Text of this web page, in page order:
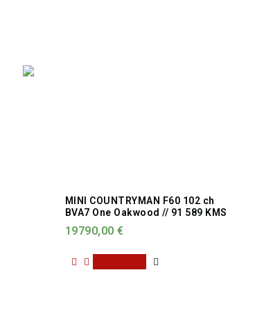
MINI COUNTRYMAN F60 102 ch
BVA7 One Oakwood // 91 589 KMS
19790,00€